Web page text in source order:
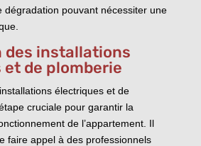
dégradation pouvant nécessiter une
des installations
de plomberie
électriques et de
cruciale pour garantir la
de l’appartement. Il
faire appel à des professionnels